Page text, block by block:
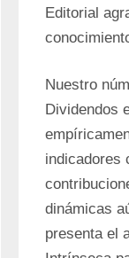
Editorial
Nuestro
Dividendos
indicadores
dinámicas
presenta el